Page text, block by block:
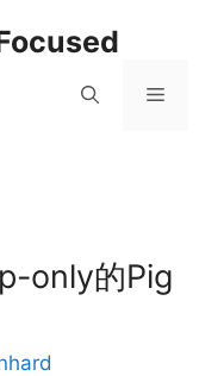
菜
only的Pig